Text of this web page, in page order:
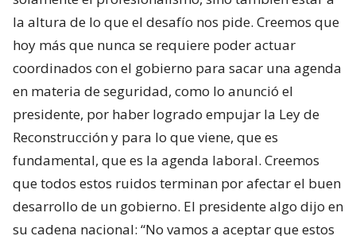
la altura de lo que el desafío nos pide. Creemos que
hoy más que nunca se requiere poder actuar
coordinados con el gobierno para sacar una agenda
en materia de seguridad, como lo anunció el
presidente, por haber logrado empujar la Ley de
Reconstrucción y para lo que viene, que es
fundamental, que es la agenda laboral. Creemos
que todos estos ruidos terminan por afectar el buen
desarrollo de un gobierno. El presidente algo dijo en
su cadena nacional: “No vamos a aceptar que estos